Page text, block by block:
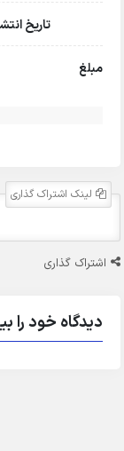
تاریخ
مبلغ
لینک اشتراک گذاری
اشتراک گذاری
دیدگاه خود را